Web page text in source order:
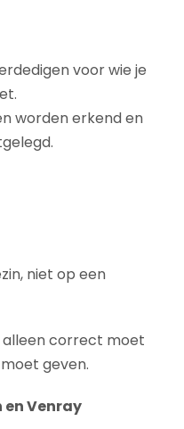
voor wie je
worden erkend en
niet op een
alleen correct moet
geven.
en Venray